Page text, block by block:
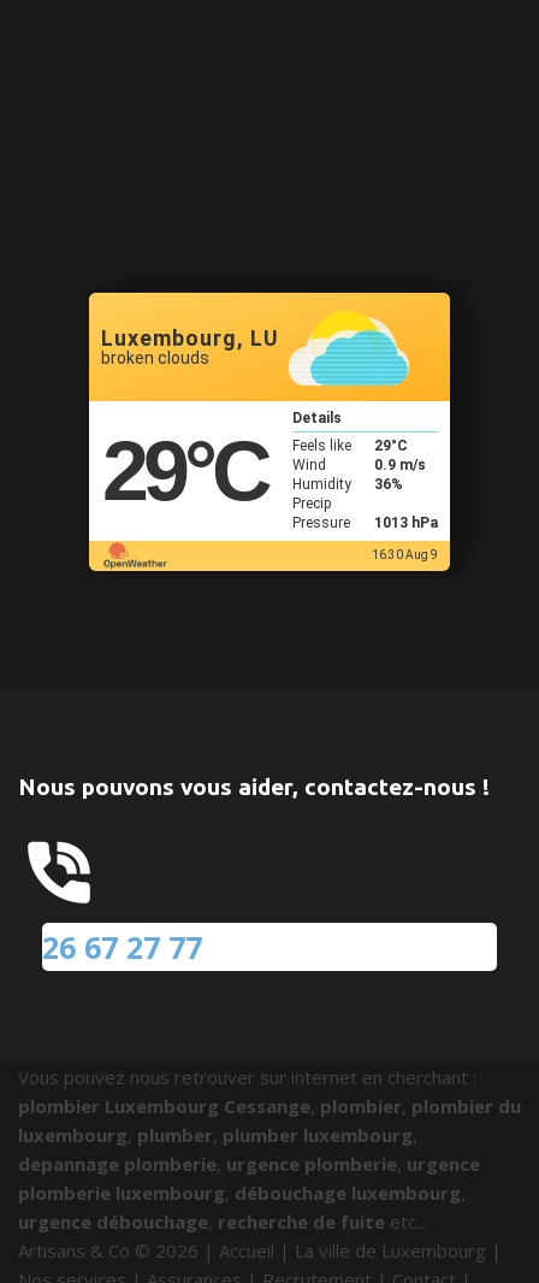
Luxembourg, LU
broken clouds
29°C
Details
Feels like
29°C
Wind
0.9 m/s
Humidity
36%
Precip
Pressure
1013 hPa
16:30 Aug 9
Nous pouvons vous aider, contactez-nous !
26 67 27 77
Vous pouvez nous retrouver sur internet en cherchant :
plombier Luxembourg Cessange, plombier, plombier du
luxembourg, plumber, plumber luxembourg,
depannage plomberie, urgence plomberie, urgence
plomberie luxembourg, débouchage luxembourg,
urgence débouchage, recherche de fuite etc...
Artisans & Co © 2026 | Accueil | La ville de Luxembourg |